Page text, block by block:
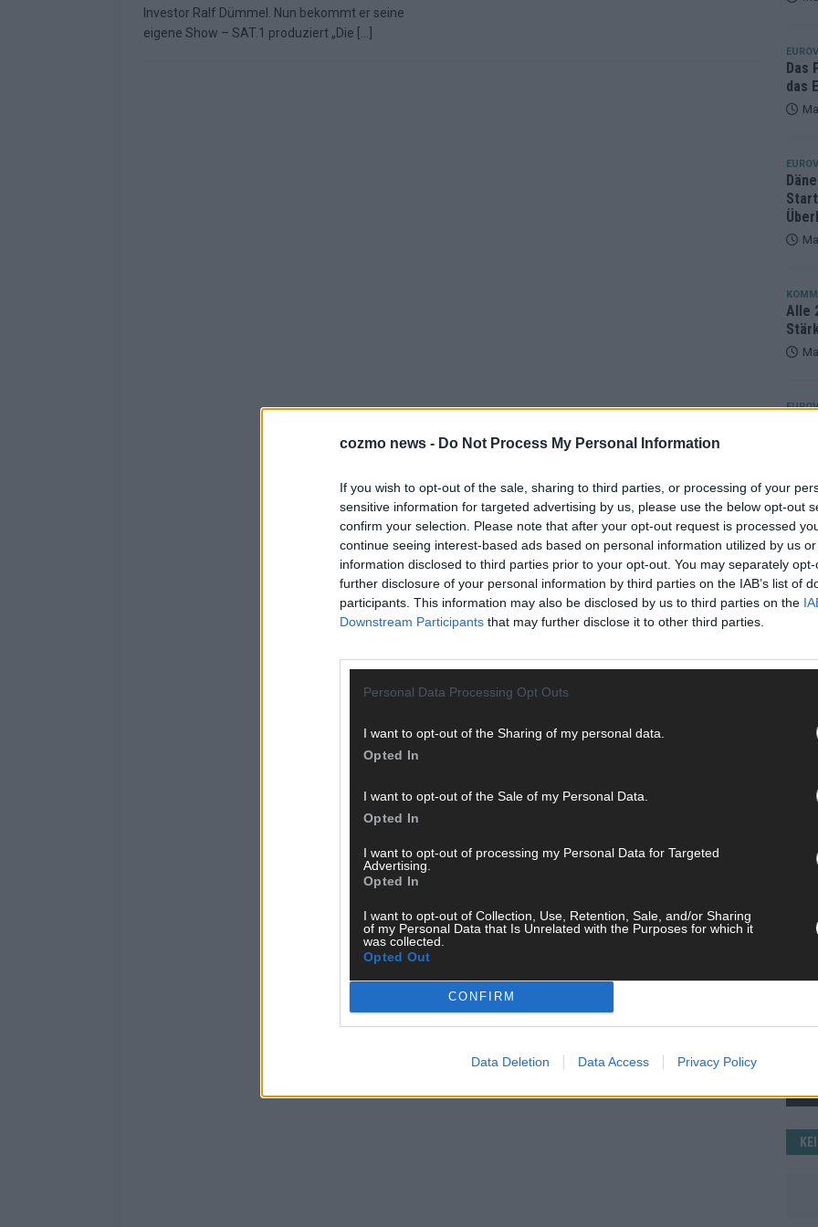
cozmo news - Do Not Process My Personal Information
If you wish to opt-out of the sale, sharing to third parties, or processing of your
sensitive information for targeted advertising by us, please use the below opt-out
confirm your selection. Please note that after your opt-out request is processed
continue seeing interest-based ads based on personal information utilized by us
information disclosed to third parties prior to your opt-out. You may separately
further disclosure of your personal information by third parties on the IAB’s list of
participants. This information may also be disclosed by us to third parties on the
Downstream Participants that may further disclose it to other third parties.
Personal Data Processing Opt Outs
I want to opt-out of the Sharing of my personal data.
Opted In
I want to opt-out of the Sale of my Personal Data.
Opted In
I want to opt-out of processing my Personal Data for Targeted
Advertising.
Opted In
I want to opt-out of Collection, Use, Retention, Sale, and/or Sharing
of my Personal Data that Is Unrelated with the Purposes for which it
was collected.
Opted Out
CONFIRM
Data Deletion Data Access Privacy Policy
[ Mai 2026 ] ESC 2026: Ein Sieger, der klar überzeugt – und eine Debatte, die nicht aufhört
Investor Ralf Dümmel. Nun bekommt er seine
eigene Show – SAT.1 produziert „Die
Das
das
Alle